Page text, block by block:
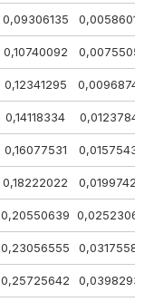
0,09306135 0,00586010
0,10740092 0,00755051
0,12341295
0,14118334 0,01237841
0,16077531 0,01575434
0,18222022 0,01997425
0,20550639
0,23056555 0,03175580
0,25725642 0,03982931